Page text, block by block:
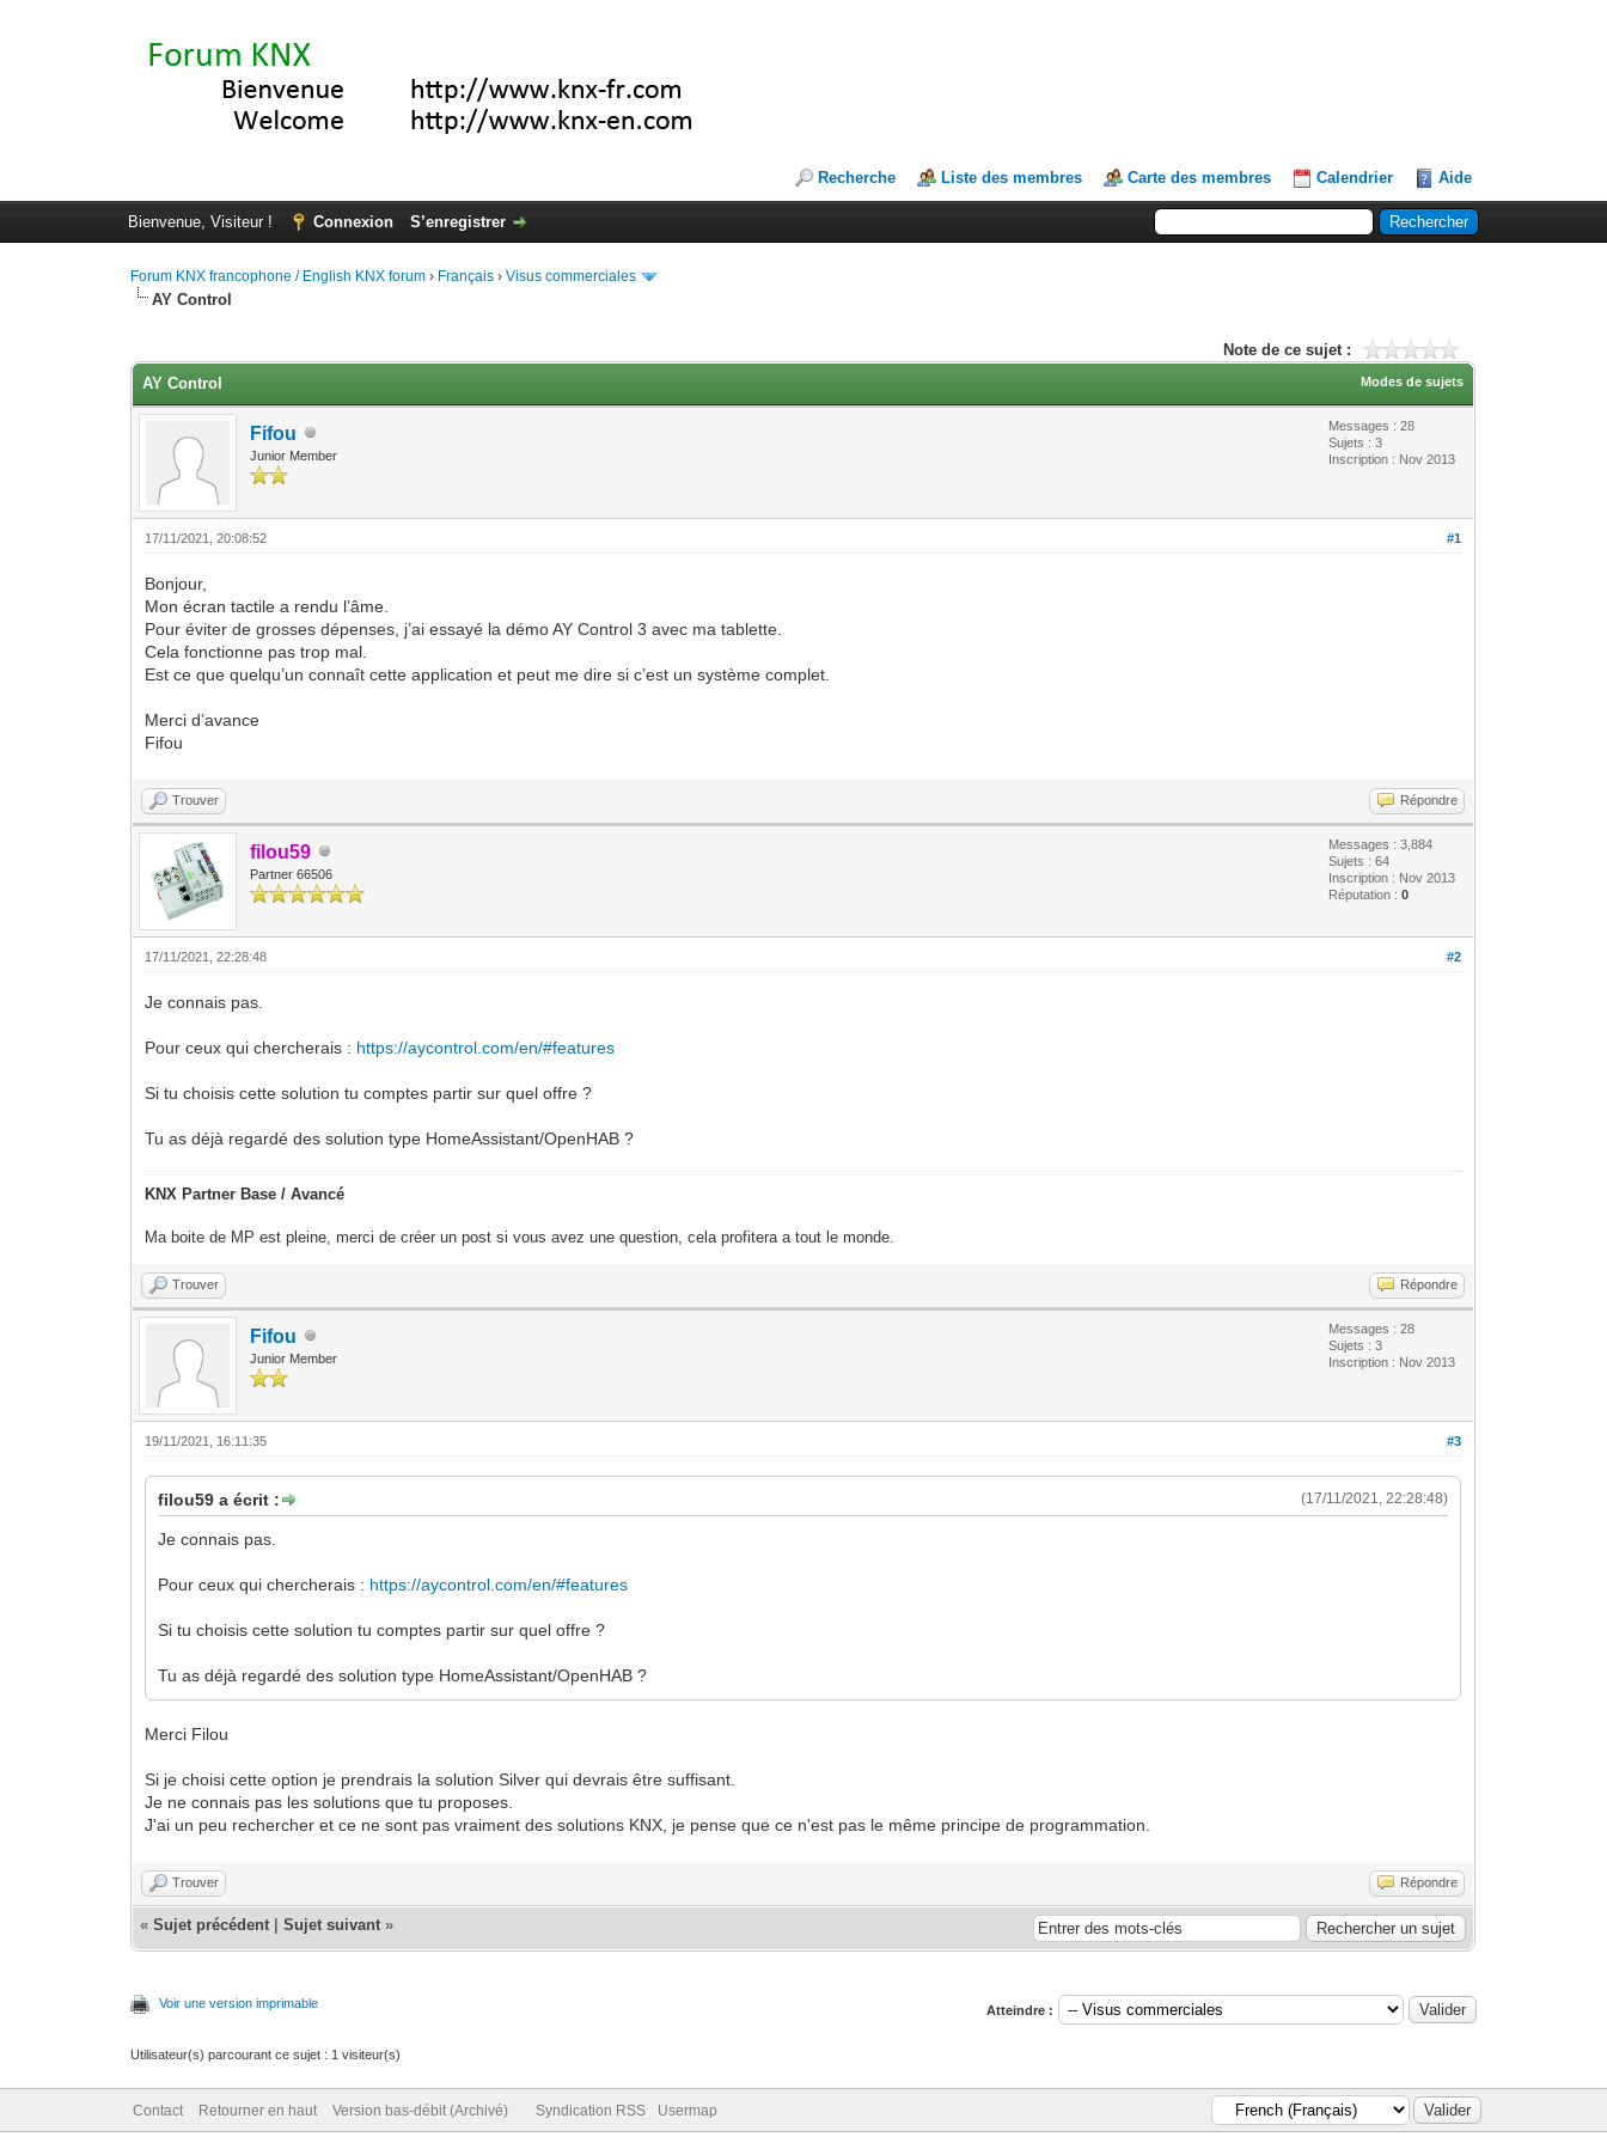
Recherche Liste des membres Carte des membres Calendrier Aide
Bienvenue, Visiteur ! Connexion S’enregistrer
Forum KNX francophone / English KNX forum › Français ›Visus commerciales
AY Control
Note de ce sujet :
Modes de sujets
AY Control
Fifou
Junior Member
Messages : 28
Sujets : 3
Inscription : Nov 2013
#1
17/11/2021, 20:08:52
Bonjour,
Mon écran tactile a rendu l’âme.
Pour éviter de grosses dépenses, j’ai essayé la démo AY Control 3 avec ma tablette.
Cela fonctionne pas trop mal.
Est ce que quelqu’un connaît cette application et peut me dire si c’est un système complet.
Merci d’avance
Fifou
Trouver Répondre
filou59
Partner 66506
Messages : 3,884
Sujets : 64
Inscription : Nov 2013
Réputation :0
#2
17/11/2021, 22:28:48
Je connais pas.
Pour ceux qui chercherais : https://aycontrol.com/en/#features
Si tu choisis cette solution tu comptes partir sur quel offre ?
Tu as déjà regardé des solution type HomeAssistant/OpenHAB ?
KNX Partner Base / Avancé
Ma boite de MP est pleine, merci de créer un post si vous avez une question, cela profitera a tout le monde.
Trouver Répondre
Fifou
Junior Member
Messages : 28
Sujets : 3
Inscription : Nov 2013
#3
19/11/2021, 16:11:35
(17/11/2021, 22:28:48)
filou59 a écrit :
Je connais pas.
Pour ceux qui chercherais : https://aycontrol.com/en/#features
Si tu choisis cette solution tu comptes partir sur quel offre ?
Tu as déjà regardé des solution type HomeAssistant/OpenHAB ?
Merci Filou
Si je choisi cette option je prendrais la solution Silver qui devrais être suffisant.
Je ne connais pas les solutions que tu proposes.
J'ai un peu rechercher et ce ne sont pas vraiment des solutions KNX, je pense que ce n'est pas le même principe de programmation.
Trouver Répondre
«Sujet précédent |Sujet suivant »
Voir une version imprimable Atteindre :
Utilisateur(s) parcourant ce sujet : 1 visiteur(s)
Contact Retourner en haut Version bas-débit (Archivé) Syndication RSS Usermap